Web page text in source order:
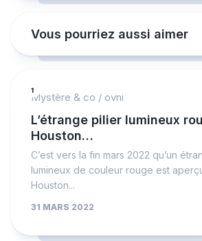
Vous pourriez aussi aimer
1
Mystère & co / ovni
L’étrange pilier lumineux
Houston…
C’est vers la fin mars 2022 qu’un
lumineux de couleur rouge est
Houston...
31 MARS 2022